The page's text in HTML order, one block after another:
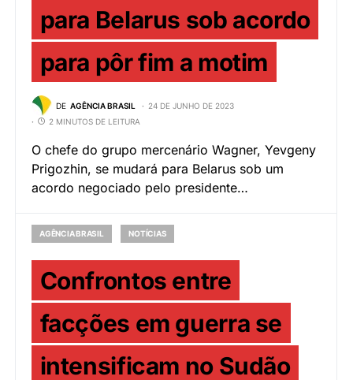
para Belarus sob acordo
para pôr fim a motim
DE AGÊNCIA BRASIL
24 DE JUNHO DE 2023
2 MINUTOS DE LEITURA
O chefe do grupo mercenário Wagner, Yevgeny
Prigozhin, se mudará para Belarus sob um
acordo negociado pelo presidente…
AGÊNCIA BRASIL NOTÍCIAS
Confrontos entre
facções em guerra se
intensificam no Sudão